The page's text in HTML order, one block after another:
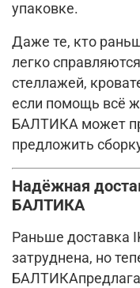
упаковке.
Даже те, кто
легко
стеллажей,
если помощь всё
БАЛТИКА может
предложить
Надёжная
БАЛТИКА
Раньше доставка
затруднена, но